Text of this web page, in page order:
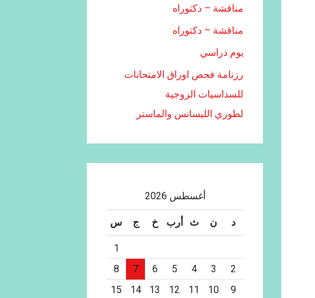
مناقشة – دكتوراه
مناقشة – دكتوراه
يوم دراسي
رزنامة فحص اوراق الامتحانات
للسداسيات الزوجية
لطوري الليسانس والماستر
أغسطس 2026
د ن ث أرب خ ج س
1
2
3
4
5
6
7
8
9
10
11
12
13
14
15